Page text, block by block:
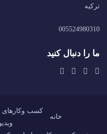
ترکیه
005524980310
ما را دنبال کنید
خانه
کسب وکارهای